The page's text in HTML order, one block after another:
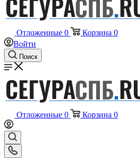
Отложенные 0 Корзина 0
Войти
Поиск
Отложенные 0 Корзина 0